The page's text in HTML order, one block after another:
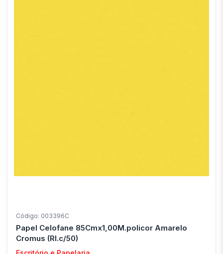
Código: 003396C
Papel Celofane 85Cmx1,00M.policor Amarelo
Cromus (Rl.c/50)